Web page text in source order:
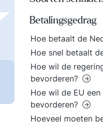
Betalingsgedrag
Hoe betaalt de
Hoe snel betaalt
Hoe wil de
bevorderen?
Hoe wil de EU
bevorderen?
Hoeveel moeten